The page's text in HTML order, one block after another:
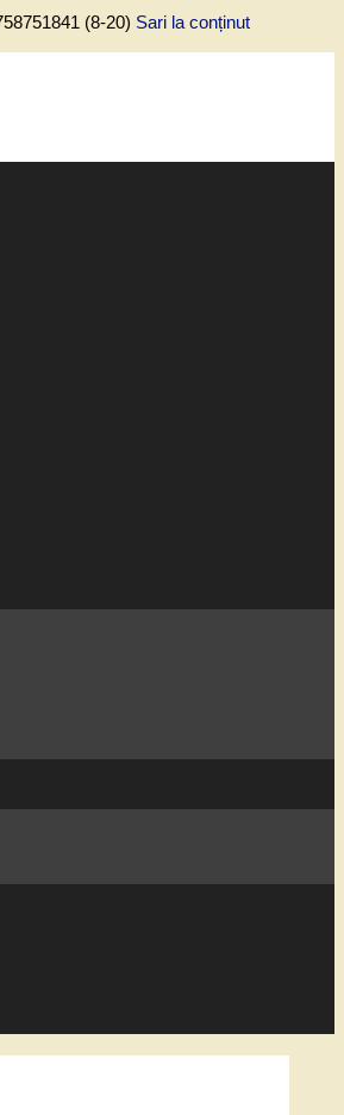
(8-20) Sari la conținut